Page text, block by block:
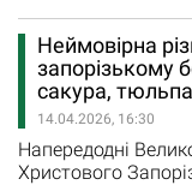
повідомляє
загалом на
працівники КРБП
15,5 тис.
становить…
Неймовірна
запорізькому
сакура,
14.04.2026, 16:30
Напередодні
Христового